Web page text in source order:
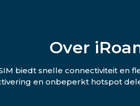
Over
biedt snelle connectiviteit en
en onbeperkt hotspot